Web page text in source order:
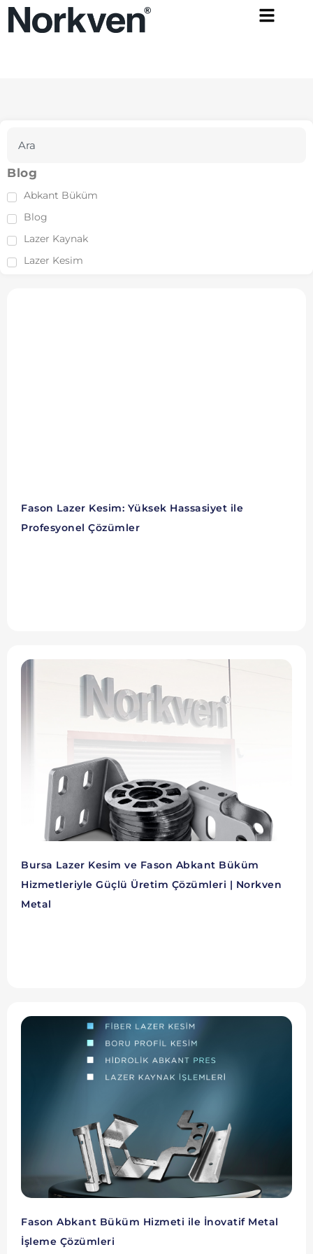
Blog
Abkant Büküm
Blog
Lazer Kaynak
Lazer Kesim
Fason Lazer Kesim: Yüksek Hassasiyet ile
Profesyonel Çözümler
Bursa Lazer Kesim ve Fason Abkant Büküm
Hizmetleriyle Güçlü Üretim Çözümleri | Norkven
Metal
Fason Abkant Büküm Hizmeti ile İnovatif Metal
İşleme Çözümleri